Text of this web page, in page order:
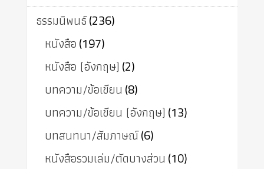
ธรรมนิพนธ์(236)
หนังสือ(197)
หนังสือ (อังกฤษ) (2)
บทความ/ข้อเขียน (8)
บทความ/ข้อเขียน (อังกฤษ) (13)
บทสนทนา/สัมภาษณ์(6)
หนังสือรวมเล่ม/ตัดบางส่วน (10)